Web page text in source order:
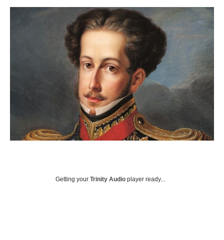
Getting your Trinity Audio player ready...